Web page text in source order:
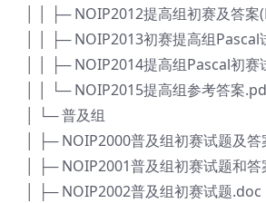
│ │ ├─ NOIP2012提高组初赛及答案
│ │ ├─ NOIP2013初赛提高组
│ │ ├─ NOIP2014提高组Pascal初
│ │ └─ NOIP2015提高组参考答案
│ └─ 普及组
│ ├─ NOIP2000普及组初赛试题及
│ ├─ NOIP2001普及组初赛试题和
│ ├─ NOIP2002普及组初赛试题.doc